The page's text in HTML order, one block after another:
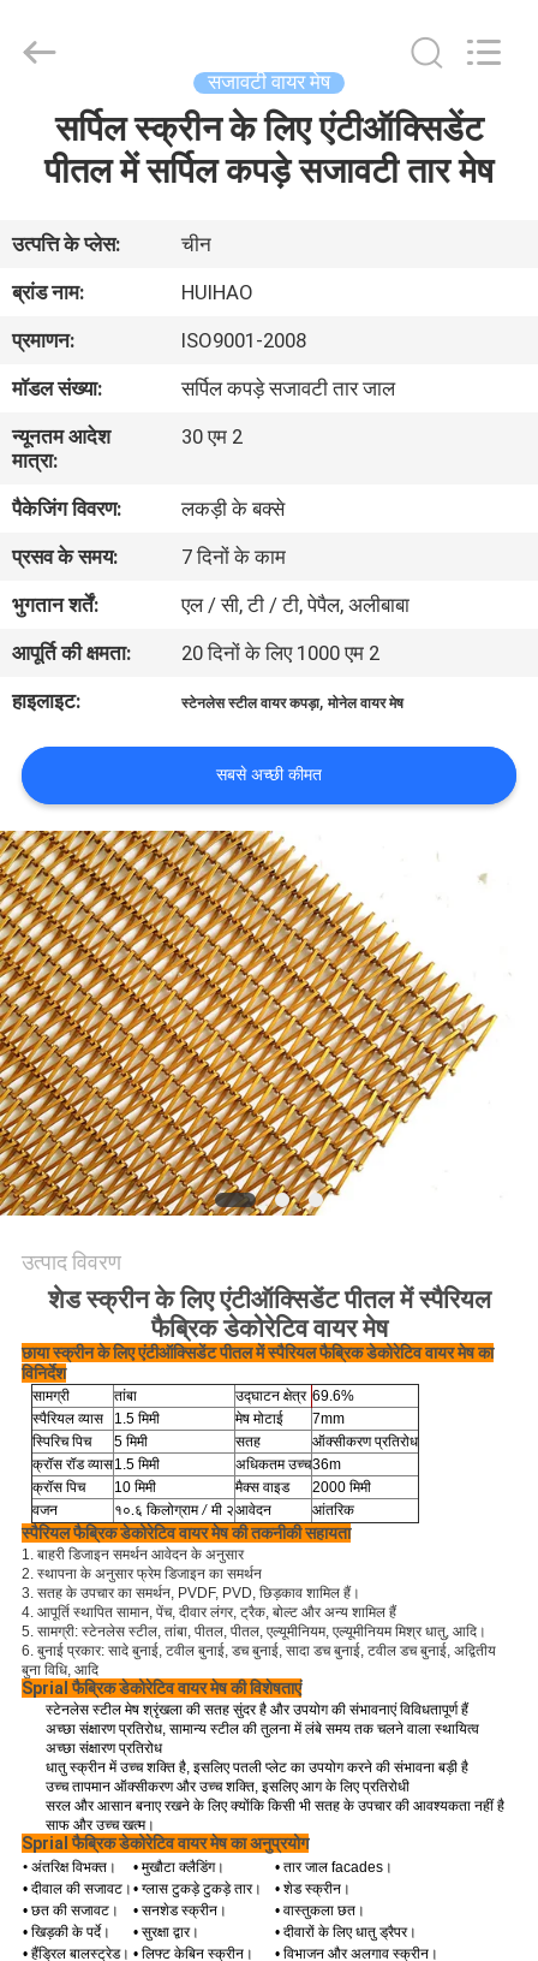
हमारे
बारे
कारखाने
का
गुणवत्ता
नियंत्रण
संपर्क
करें
समाचार
मामले
साइटमैप
PRIVACY
POLICY
Mesh
Product
सजावटी वायर मेष
सर्पिल स्क्रीन के लिए एंटीऑक्सिडेंट
पीतल में सर्पिल कपड़े सजावटी तार मेष
उत्पत्ति के प्लेस:
चीन
ब्रांड नाम:
HUIHAO
प्रमाणन:
ISO9001-2008
मॉडल संख्या:
सर्पिल कपड़े सजावटी तार जाल
न्यूनतम आदेश
मात्रा:
30 एम 2
पैकेजिंग विवरण:
लकड़ी के बक्से
प्रसव के समय:
7 दिनों के काम
भुगतान शर्तें:
एल / सी, टी / टी, पेपैल, अलीबाबा
आपूर्ति की क्षमता:
20 दिनों के लिए 1000 एम 2
हाइलाइट:
स्टेनलेस स्टील वायर कपड़ा,मोनेल वायर मेष
सबसे अच्छी कीमत
उत्पाद विवरण
शेड स्क्रीन के लिए एंटीऑक्सिडेंट पीतल में स्पैरियल
फैब्रिक डेकोरेटिव वायर मेष
छाया स्क्रीन के लिए एंटीऑक्सिडेंट पीतल में स्पैरियल फैब्रिक डेकोरेटिव वायर मेष का
विनिर्देश
सामग्री तांबा उद्घाटन क्षेत्र 69.6%
स्पैरियल व्यास
1.5 मिमी मेष मोटाई
7mm
स्पिरिच पिच
5 मिमी सतह
ऑक्सीकरण प्रतिरोध
क्रॉस रॉड व्यास1.5 मिमी अधिकतम उच्च36m
क्रॉस पिच
10 मिमी मैक्स वाइड 2000 मिमी
वजन १०.६ किलोग्राम / मी २आवेदन आंतरिक
स्पैरियल फैब्रिक डेकोरेटिव वायर मेष की तकनीकी सहायता
1. बाहरी डिजाइन समर्थन आवेदन के अनुसार
2. स्थापना के अनुसार फ्रेम डिजाइन का समर्थन
3. सतह के उपचार का समर्थन, PVDF, PVD, छिड़काव शामिल हैं।
4. आपूर्ति स्थापित सामान, पेंच, दीवार लंगर, ट्रैक, बोल्ट और अन्य शामिल हैं
5. सामग्री: स्टेनलेस स्टील, तांबा, पीतल, पीतल, एल्यूमीनियम, एल्यूमीनियम मिश्र धातु, आदि।
6. बुनाई प्रकार: सादे बुनाई, टवील बुनाई, डच बुनाई, सादा डच बुनाई, टवील डच बुनाई, अद्वितीय
बुना विधि, आदि
Sprial फैब्रिक डेकोरेटिव वायर मेष की विशेषताएं
स्टेनलेस स्टील मेष श्रृंखला की सतह सुंदर है और उपयोग की संभावनाएं विविधतापूर्ण हैं
अच्छा संक्षारण प्रतिरोध, सामान्य स्टील की तुलना में लंबे समय तक चलने वाला स्थायित्व
अच्छा संक्षारण प्रतिरोध
धातु स्क्रीन में उच्च शक्ति है, इसलिए पतली प्लेट का उपयोग करने की संभावना बड़ी है
उच्च तापमान ऑक्सीकरण और उच्च शक्ति, इसलिए आग के लिए प्रतिरोधी
सरल और आसान बनाए रखने के लिए क्योंकि किसी भी सतह के उपचार की आवश्यकता नहीं है
साफ और उच्च खत्म।
Sprial फैब्रिक डेकोरेटिव वायर मेष का अनुप्रयोग
• अंतरिक्ष विभक्त।
• दीवाल की सजावट।
• छत की सजावट।
• खिड़की के पर्दे।
• हैंड्रिल बालस्ट्रेड।
• मुखौटा क्लैडिंग।
• ग्लास टुकड़े टुकड़े तार।
• सनशेड स्क्रीन।
• सुरक्षा द्वार।
• लिफ्ट केबिन स्क्रीन।
• तार जाल facades।
• शेड स्क्रीन।
• वास्तुकला छत।
• दीवारों के लिए धातु ड्रैपर।
• विभाजन और अलगाव स्क्रीन।